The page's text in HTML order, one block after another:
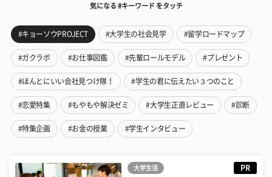
気になる #キーワード をタッチ
#キョーソウPROJECT #大学生の社会見学 #留学ロードマップ
#ガクラボ #お仕事図鑑 #先輩ロールモデル #プレゼント
#ほんとにいい会社見つけ隊！ #学生の君に伝えたい３つのこと
#恋愛特集 #もやもや解決ゼミ #大学生正直レビュー #診断
#特集企画 #お金の授業 #学生インタビュー
大学生活 PR